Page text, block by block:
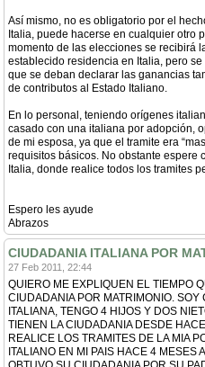
Así mismo, no es obligatorio por el
Italia, puede hacerse en cualquier otro
momento de las elecciones se recibirá
establecido residencia en Italia, pero
que se deban declarar las ganancias
de contributos al Estado Italiano.
En lo personal, teniendo orígenes
casado con una italiana por adopción,
de mi esposa, ya que el tramite era
requisitos básicos. No obstante espere
Italia, donde realice todos los tramites
Espero les ayude
Abrazos
CIUDADANIA ITALIANA POR
27 Feb 2011, 22:44
QUIERO ME EXPLIQUEN EL TIEMPO
CIUDADANIA POR MATRIMONIO.
ITALIANA, TENGO 4 HIJOS Y DOS
TIENEN LA CIUDADANIA DESDE
REALICE LOS TRAMITES DE LA MIA
ITALIANO EN MI PAIS HACE 4 MESES